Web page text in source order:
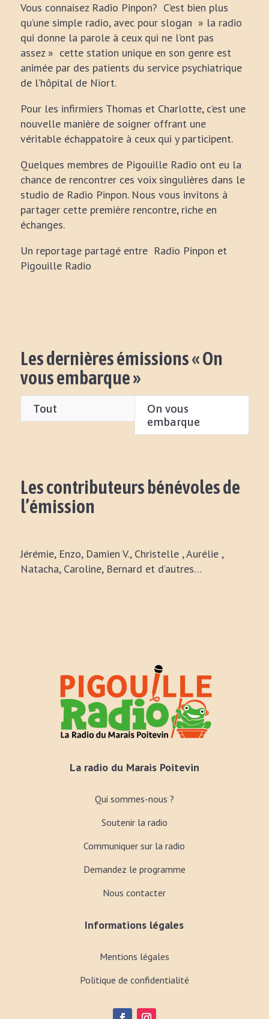
Vous connaisez Radio Pinpon? C’est bien plus
qu’une simple radio, avec pour slogan » la radio
qui donne la parole à ceux qui ne l’ont pas
assez » cette station unique en son genre est
animée par des patients du service psychiatrique
de l’hôpital de Niort.
Pour les infirmiers Thomas et Charlotte, c’est une
nouvelle manière de soigner offrant une
véritable échappatoire à ceux qui y participent.
Quelques membres de Pigouille Radio ont eu la
chance de rencontrer ces voix singulières dans le
studio de Radio Pinpon. Nous vous invitons à
partager cette première rencontre, riche en
échanges.
Un reportage partagé entre Radio Pinpon et
Pigouille Radio
Les dernières émissions « On
vous embarque »
Tout
On vous
embarque
Les contributeurs bénévoles de
l’émission
Jérémie, Enzo, Damien V., Christelle , Aurélie ,
Natacha, Caroline, Bernard et d’autres…
La radio du Marais Poitevin
Qui sommes-nous ?
Soutenir la radio
Communiquer sur la radio
Demandez le programme
Nous contacter
Informations légales
Mentions légales
Politique de confidentialité